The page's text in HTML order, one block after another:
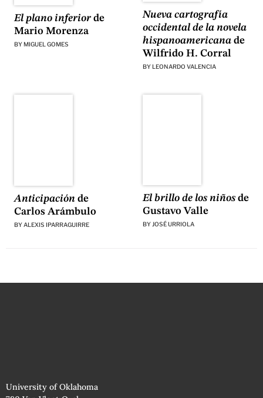
El plano inferiorde
Mario Morenza
BY MIGUEL GOMES
Nueva cartografía
occidental de la novela
hispanoamericanade
Wilfrido H. Corral
BY LEONARDO VALENCIA
Anticipaciónde
Carlos Arámbulo
BYALEXIS IPARRAGUIRRE
El brillo de los niñosde
Gustavo Valle
BY JOSÉ URRIOLA
University of Oklahoma